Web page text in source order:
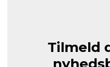
Tilmeld